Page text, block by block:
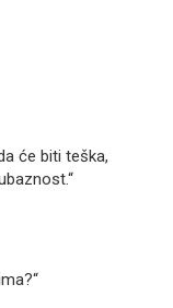
će biti teška,